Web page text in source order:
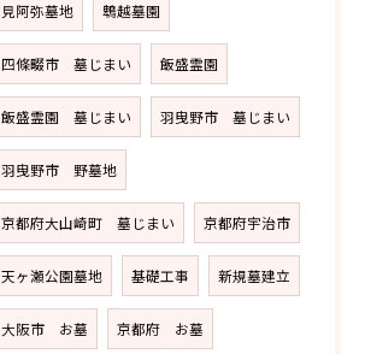
見阿弥墓地 鵯越墓園
四條畷市 墓じまい 飯盛霊園
飯盛霊園 墓じまい 羽曳野市 墓じまい
羽曳野市 野墓地
京都府大山崎町 墓じまい 京都府宇治市
天ヶ瀬公園墓地 基礎工事 新規墓建立
大阪市 お墓 京都府 お墓